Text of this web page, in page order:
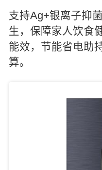
支持Ag+银离子抑
生，保障家人饮食
能效，节能省电助
算。